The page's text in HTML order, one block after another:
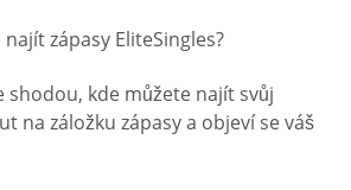
zápasy EliteSingles?
shodou, kde můžete najít svůj
na záložku zápasy a objeví se váš